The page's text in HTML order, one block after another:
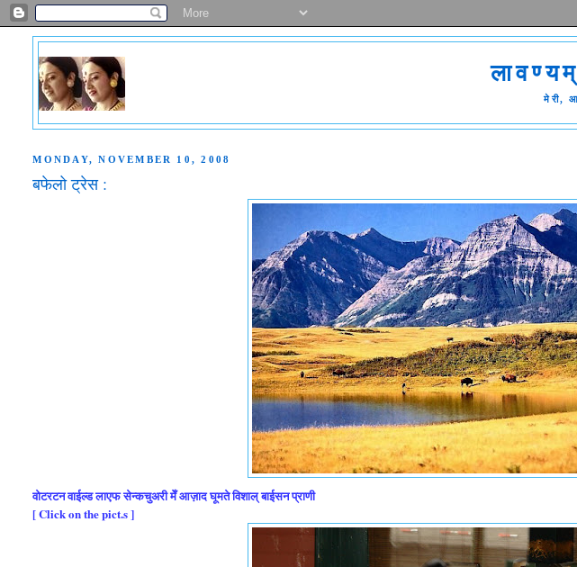
मेरी,
MONDAY, NOVEMBER 10, 2008
बफेलो ट्रेस :
वोटरटन वाईल्ड लाएफ सेन्कचुअरी मेँ आज़ाद घूमते विशाल् बाईसन प्राणी
[ Click on the pict.s ]